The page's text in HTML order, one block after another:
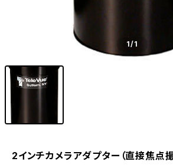
1/1
2インチカメラアダプター（直接焦点撮